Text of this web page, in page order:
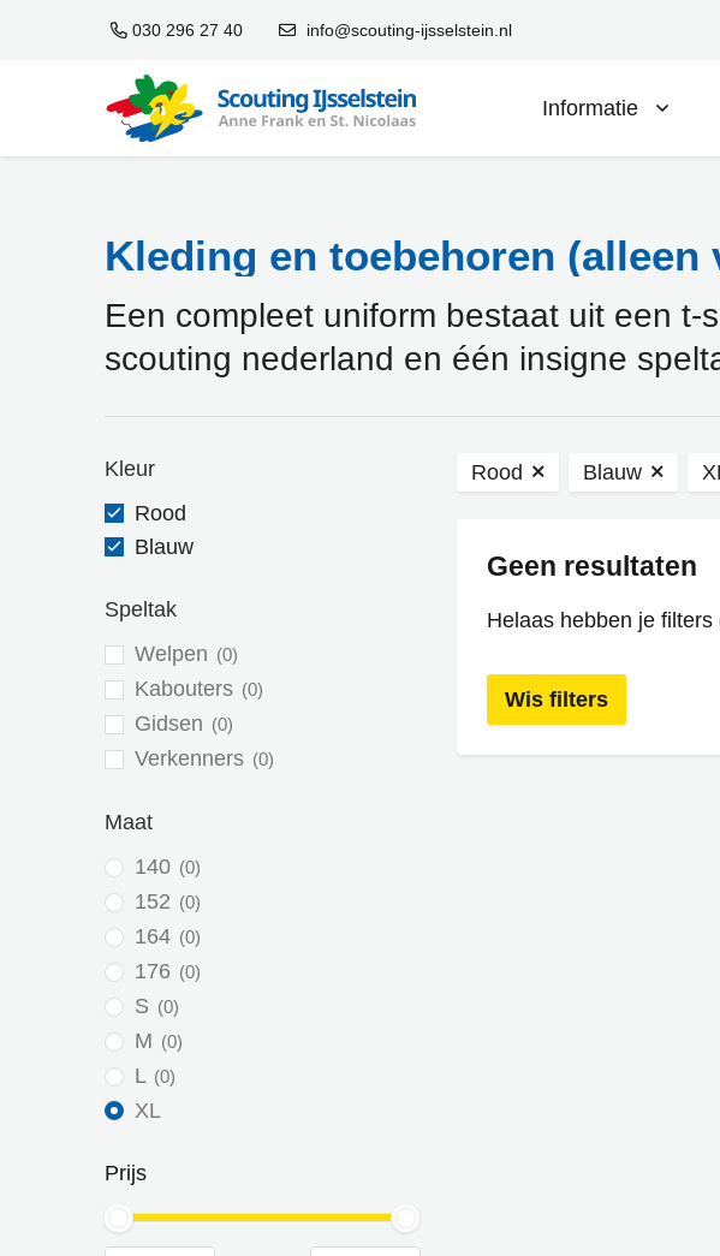
030 296 27 40 info@scouting-ijsselstein.nl
Informatie
Kleding en toebehoren (alleen
Een compleet uniform bestaat uit een
scouting nederland en één insigne
Kleur
Rood
Blauw
Speltak
Welpen
0
Kabouters 0
Gidsen 0
Verkenners 0
Maat
140
0
152 0
164 0
176 0
S 0
M 0
L 0
XL
Prijs
Rood Blauw
Geen resultaten
Helaas hebben je
Wis filters